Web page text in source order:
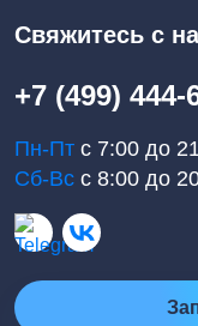
Свяжитесь с
+7 (499) 444-
Пн-Пт с 7:00 до
Сб-Вс с 8:00 до